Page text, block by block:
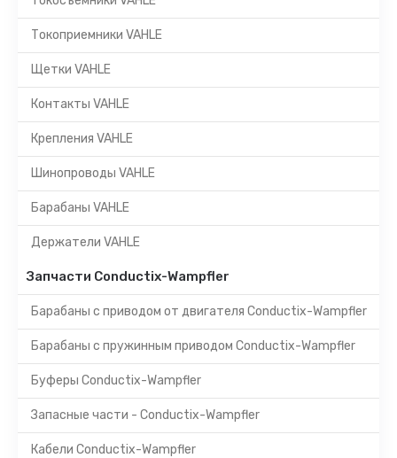
Токоприемники VAHLE
Щетки VAHLE
Контакты VAHLE
Крепления VAHLE
Шинопроводы VAHLE
Барабаны VAHLE
Держатели VAHLE
Запчасти Conductix-Wampfler
Барабаны с приводом от двигателя Conductix-Wampfler
Барабаны с пружинным приводом Conductix-Wampfler
Буферы Conductix-Wampfler
Запасные части - Conductix-Wampfler
Кабели Conductix-Wampfler